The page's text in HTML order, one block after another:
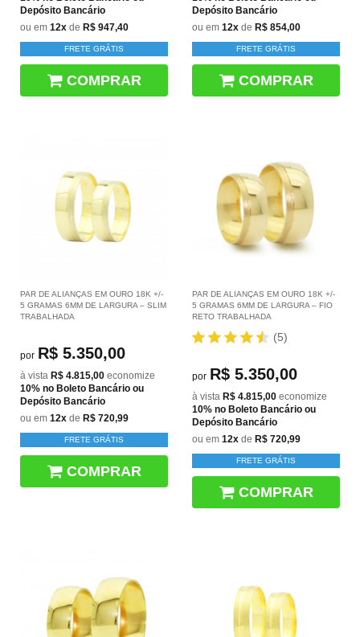
Depósito Bancário
ou em 12x de R$ 947,40
FRETE GRÁTIS
COMPRAR
Depósito Bancário
ou em 12x de R$ 854,00
FRETE GRÁTIS
COMPRAR
PAR DE ALIANÇAS EM OURO 18K +/-
5 GRAMAS 6MM DE LARGURA – SLIM
TRABALHADA
por R$ 5.350,00
à vista R$ 4.815,00 economize
10% no Boleto Bancário ou
Depósito Bancário
ou em 12x de R$ 720,99
FRETE GRÁTIS
COMPRAR
PAR DE ALIANÇAS EM OURO 18K +/-
5 GRAMAS 6MM DE LARGURA – FIO
RETO TRABALHADA
(5)
por R$ 5.350,00
à vista R$ 4.815,00 economize
10% no Boleto Bancário ou
Depósito Bancário
ou em 12x de R$ 720,99
FRETE GRÁTIS
COMPRAR